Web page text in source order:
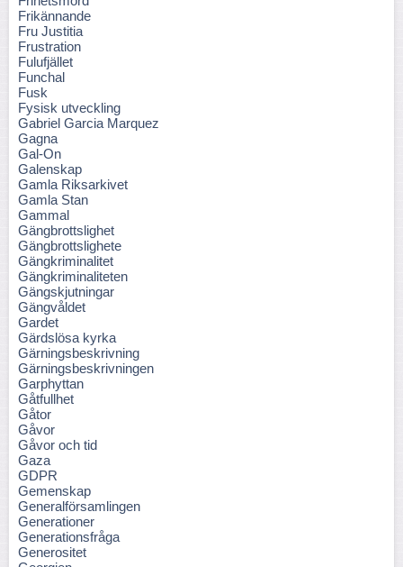
Frikännande
Fru Justitia
Frustration
Fulufjället
Funchal
Fusk
Fysisk utveckling
Gabriel Garcia Marquez
Gagna
Gal-On
Galenskap
Gamla Riksarkivet
Gamla Stan
Gammal
Gängbrottslighet
Gängbrottslighete
Gängkriminalitet
Gängkriminaliteten
Gängskjutningar
Gängvåldet
Gardet
Gärdslösa kyrka
Gärningsbeskrivning
Gärningsbeskrivningen
Garphyttan
Gåtfullhet
Gåtor
Gåvor
Gåvor och tid
Gaza
GDPR
Gemenskap
Generalförsamlingen
Generationer
Generationsfråga
Generositet